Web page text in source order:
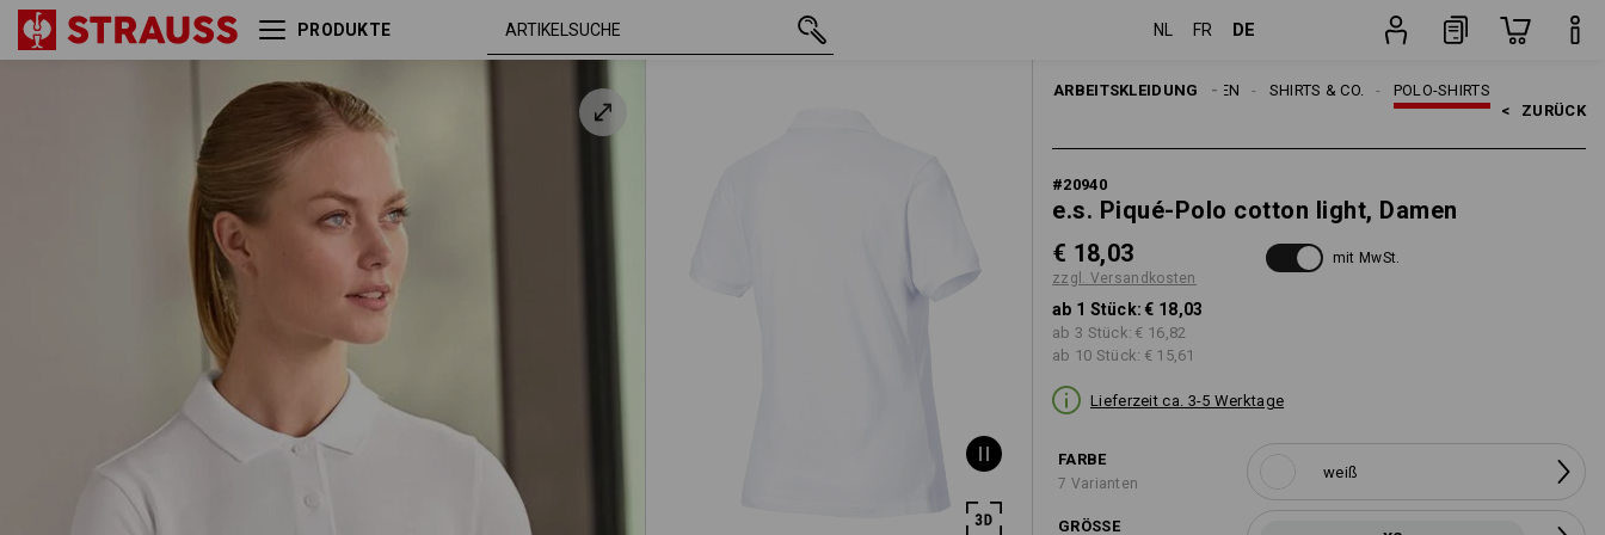
PRODUKTE NL FR DE
ARBEITSKLEIDUNG POLO-SHIRTS
SHIRTS & CO.
DAMEN
< ZURÜCK
#20940
e.s. Piqué-Polo cotton light, Damen
€ 18,03
zzgl. Versandkosten
mit MwSt.
ab 1 Stück: € 18,03
ab 3 Stück: € 16,82
ab 10 Stück: € 15,61
Lieferzeit ca. 3-5 Werktage
FARBE
7 Varianten
weiß
GRÖSSE
e.s. Piqué-Polo cotton light,
weiß XS € 18,03